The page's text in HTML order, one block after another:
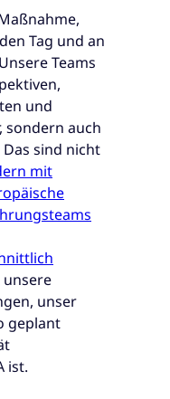
Tag und an
Teams
und
sondern auch
sind nicht
mit
unser
geplant
ist.